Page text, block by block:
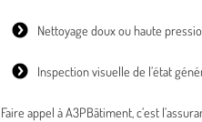
Nettoyage doux ou haute
Inspection visuelle de l’état
Faire appel à A3PBâtiment, c’est